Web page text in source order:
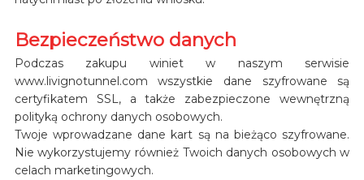
Bezpieczeństwo danych
Podczas zakupu winiet w naszym serwisie
www.livignotunnel.com wszystkie dane szyfrowane są
certyfikatem SSL, a także zabezpieczone wewnętrzną
polityką ochrony danych osobowych.
Twoje wprowadzane dane kart są na bieżąco szyfrowane.
Nie wykorzystujemy również Twoich danych osobowych w
celach marketingowych.